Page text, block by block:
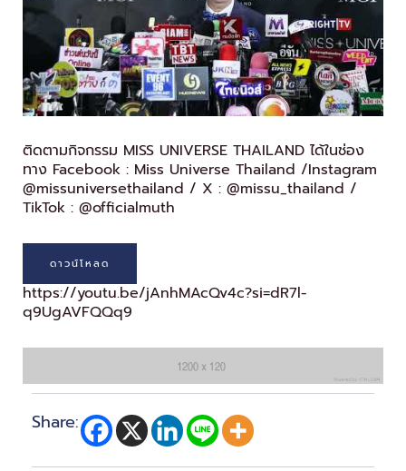
ติดตามกิจกรรม MISS UNIVERSE THAILAND ได้ในช่อง
ทาง Facebook : Miss Universe Thailand /Instagram
@missuniversethailand / X : @missu_thailand /
TikTok : @officialmuth
ดาวน์โหลด
https://youtu.be/jAnhMAcQv4c?si=dR7l-
q9UgAVFQQq9
Share: